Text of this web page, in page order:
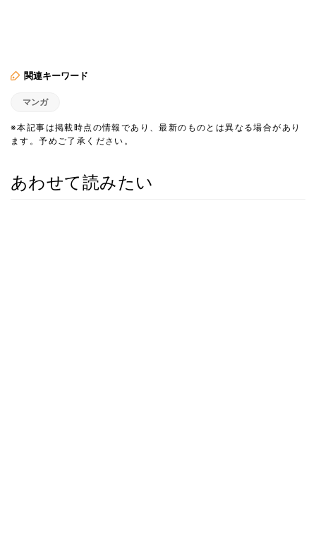
関連キーワード
マンガ
※本記事は掲載時点の情報であり、最新のものとは異なる場合があり
ます。予めご了承ください。
あわせて読みたい